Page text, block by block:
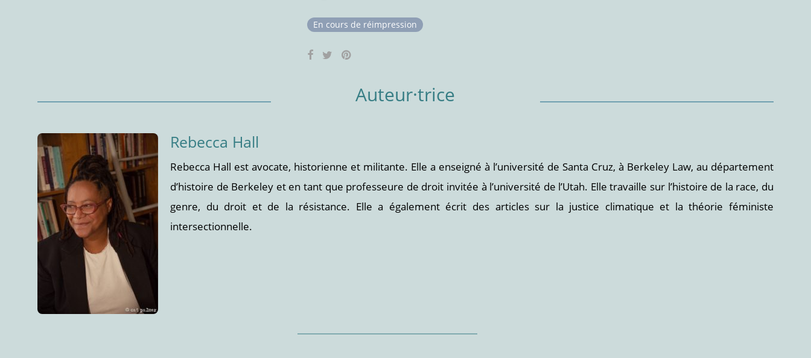
En cours de réimpression
Auteur·trice
Rebecca Hall
Rebecca Hall est avocate, historienne et militante. Elle a enseigné à l’université de Santa Cruz, à Berkeley Law, au département
d’histoire de Berkeley et en tant que professeure de droit invitée à l’université de l’Utah. Elle travaille sur l’histoire de la race, du
genre, du droit et de la résistance. Elle a également écrit des articles sur la justice climatique et la théorie féministe
intersectionnelle.